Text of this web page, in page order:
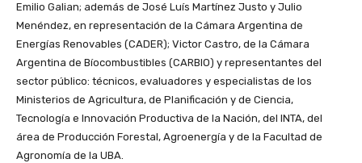
Emilio Galian; además de José Luís Martínez Justo y Julio
Menéndez, en representación de la Cámara Argentina de
Energías Renovables (CADER); Victor Castro, de la Cámara
Argentina de Bíocombustibles (CARBIO) y representantes del
sector público: técnicos, evaluadores y especialistas de los
Ministerios de Agricultura, de Planificación y de Ciencia,
Tecnología e Innovación Productiva de la Nación, del INTA, del
área de Producción Forestal, Agroenergía y de la Facultad de
Agronomía de la UBA.